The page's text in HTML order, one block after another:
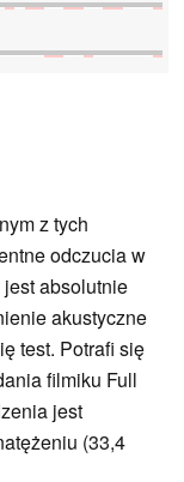
z tych
odczucia w
absolutnie
akustyczne
test. Potrafi się
filmiku Full
jest
(33,4